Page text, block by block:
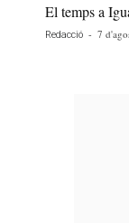
El temps a
Redacció - 7